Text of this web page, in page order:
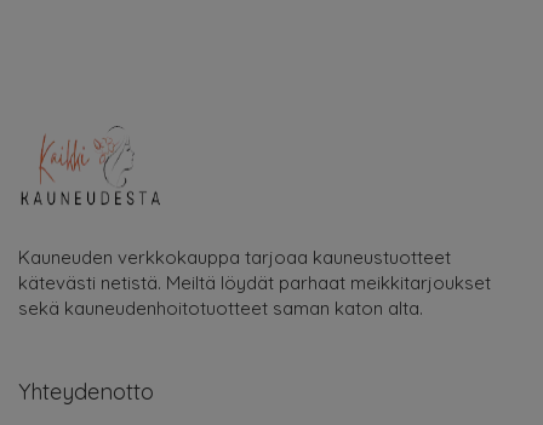
Kauneuden verkkokauppa tarjoaa kauneustuotteet
kätevästi netistä. Meiltä löydät parhaat meikkitarjoukset
sekä kauneudenhoitotuotteet saman katon alta.
Yhteydenotto